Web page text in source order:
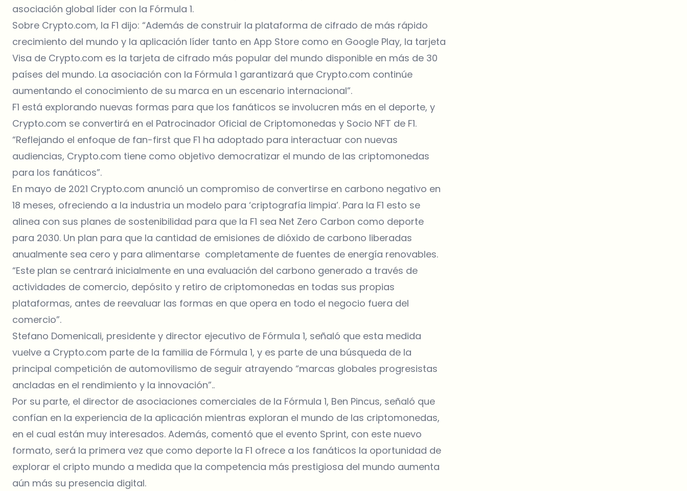
asociación global líder con la Fórmula 1.
Sobre Crypto.com, la F1 dijo: “Además de construir la plataforma de cifrado de más rápido
crecimiento del mundo y la aplicación líder tanto en App Store como en Google Play, la tarjeta
Visa de Crypto.com es la tarjeta de cifrado más popular del mundo disponible en más de 30
países del mundo. La asociación con la Fórmula 1 garantizará que Crypto.com continúe
aumentando el conocimiento de su marca en un escenario internacional”.
F1 está explorando nuevas formas para que los fanáticos se involucren más en el deporte, y
Crypto.com se convertirá en el Patrocinador Oficial de Criptomonedas y Socio NFT de F1.
“Reflejando el enfoque de fan-first que F1 ha adoptado para interactuar con nuevas
audiencias, Crypto.com tiene como objetivo democratizar el mundo de las criptomonedas
para los fanáticos”.
En mayo de 2021 Crypto.com anunció un compromiso de convertirse en carbono negativo en
18 meses, ofreciendo a la industria un modelo para ‘criptografía limpia’. Para la F1 esto se
alinea con sus planes de sostenibilidad para que la F1 sea Net Zero Carbon como deporte
para 2030. Un plan para que la cantidad de emisiones de dióxido de carbono liberadas
anualmente sea cero y para alimentarse completamente de fuentes de energía renovables.
“Este plan se centrará inicialmente en una evaluación del carbono generado a través de
actividades de comercio, depósito y retiro de criptomonedas en todas sus propias
plataformas, antes de reevaluar las formas en que opera en todo el negocio fuera del
comercio”.
Stefano Domenicali, presidente y director ejecutivo de Fórmula 1, señaló que esta medida
vuelve a Crypto.com parte de la familia de Fórmula 1, y es parte de una búsqueda de la
principal competición de automovilismo de seguir atrayendo “marcas globales progresistas
ancladas en el rendimiento y la innovación”..
Por su parte, el director de asociaciones comerciales de la Fórmula 1, Ben Pincus, señaló que
confían en la experiencia de la aplicación mientras exploran el mundo de las criptomonedas,
en el cual están muy interesados. Además, comentó que el evento Sprint, con este nuevo
formato, será la primera vez que como deporte la F1 ofrece a los fanáticos la oportunidad de
explorar el cripto mundo a medida que la competencia más prestigiosa del mundo aumenta
aún más su presencia digital.